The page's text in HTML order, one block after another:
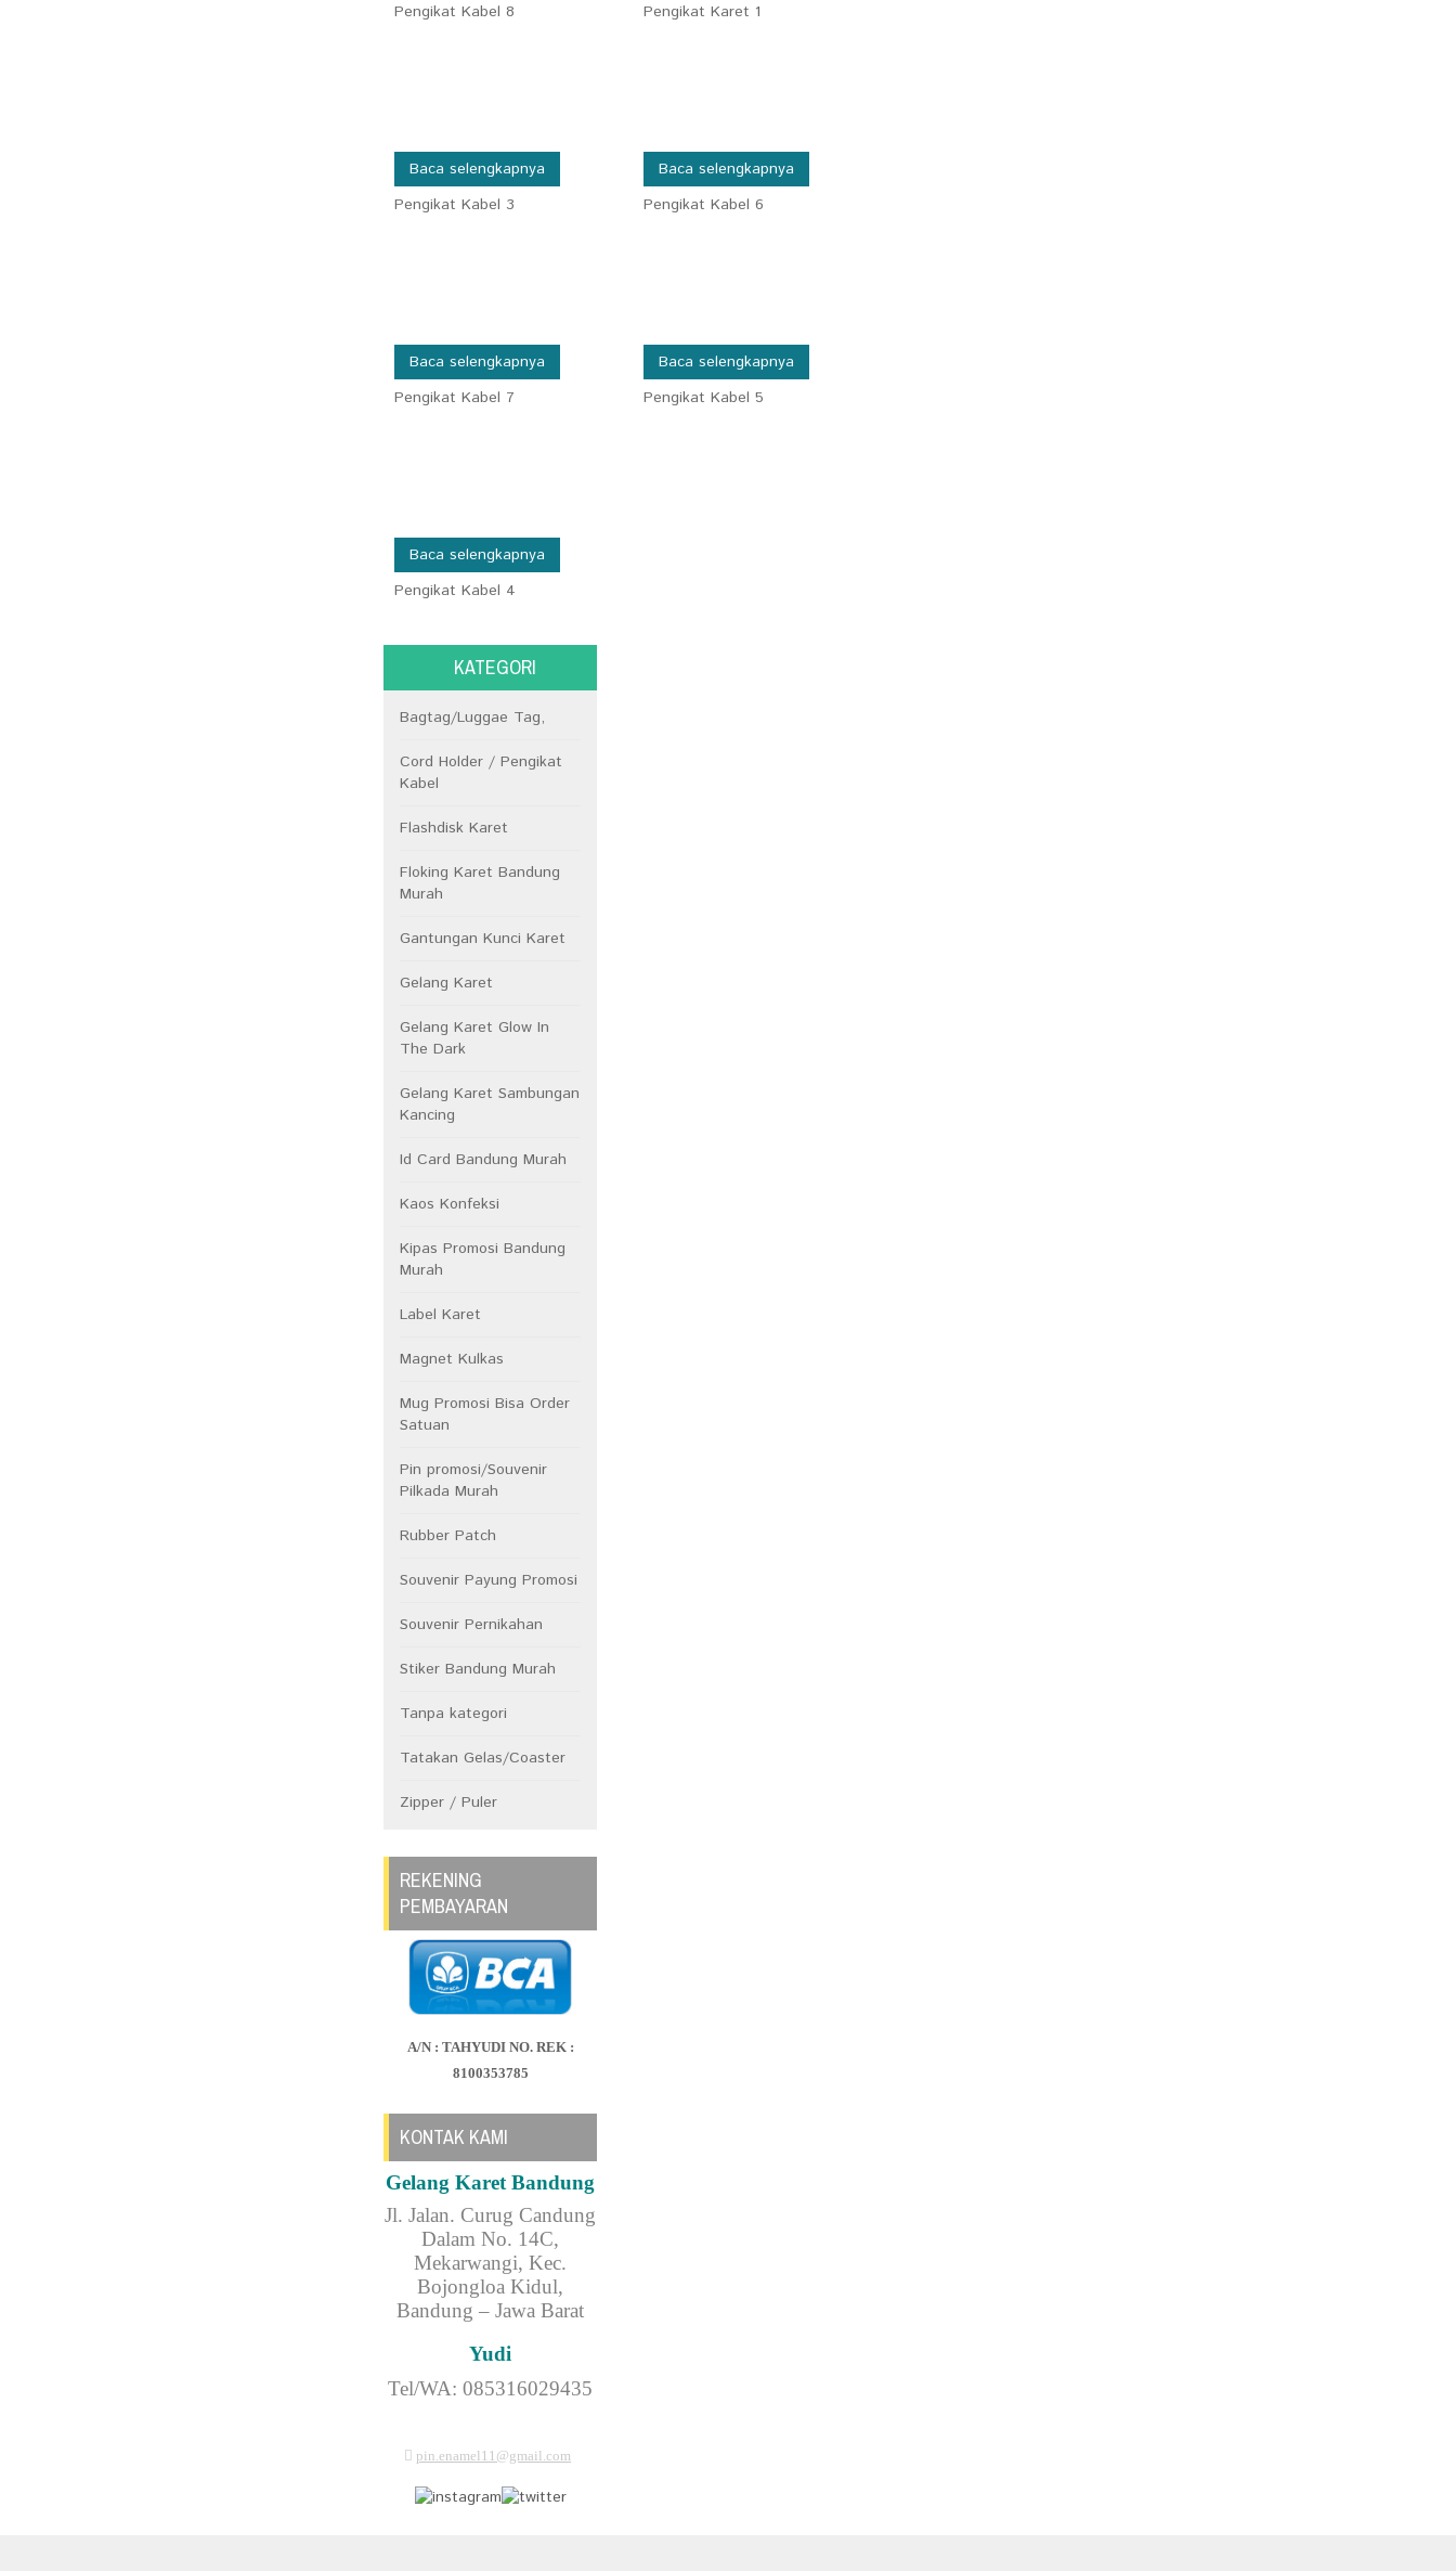
Pengikat Kabel 8
Pengikat Karet 1
Baca selengkapnya
Pengikat Kabel 3
Baca selengkapnya
Pengikat Kabel 6
Baca selengkapnya
Pengikat Kabel 7
Baca selengkapnya
Pengikat Kabel 5
Baca selengkapnya
Pengikat Kabel 4
KATEGORI
Bagtag/Luggae Tag,
Cord Holder / Pengikat
Kabel
Flashdisk Karet
Floking Karet Bandung
Murah
Gantungan Kunci Karet
Gelang Karet
Gelang Karet Glow In
The Dark
Gelang Karet Sambungan
Kancing
Id Card Bandung Murah
Kaos Konfeksi
Kipas Promosi Bandung
Murah
Label Karet
Magnet Kulkas
Mug Promosi Bisa Order
Satuan
Pin promosi/Souvenir
Pilkada Murah
Rubber Patch
Souvenir Payung Promosi
Souvenir Pernikahan
Stiker Bandung Murah
Tanpa kategori
Tatakan Gelas/Coaster
Zipper / Puler
REKENING
PEMBAYARAN
A/N : TAHYUDI NO. REK :
8100353785
KONTAK KAMI
Gelang Karet Bandung
Jl.Jalan. Curug Candung
Dalam No. 14C,
Mekarwangi, Kec.
Bojongloa Kidul,
Bandung – Jawa Barat
Yudi
Tel/WA: 085316029435
pin.enamel11@gmail.com